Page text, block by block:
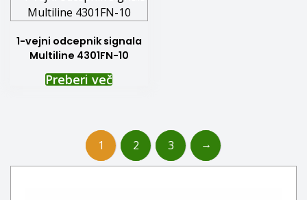
1-vejni odcepnik signala
Multiline 4301FN-10
Preberi več
1 2 3 →